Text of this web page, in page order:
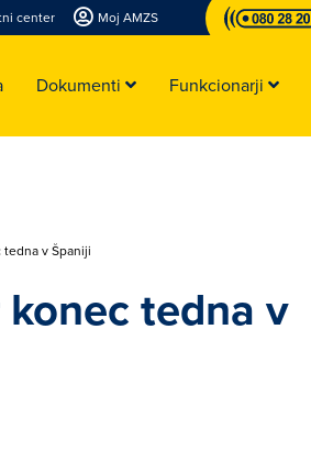
center Moj AMZS
Dokumenti Funkcionarji
tedna v Španiji
tedna v